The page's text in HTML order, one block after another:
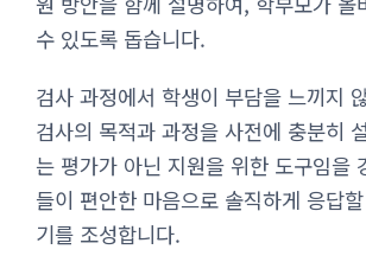
수 있도록 돕습니다.
검사 과정에서 학생이 부담을 느끼지
검사의 목적과 과정을 사전에 충분히
는 평가가 아닌 지원을 위한 도구임을
들이 편안한 마음으로 솔직하게 응답
기를 조성합니다.